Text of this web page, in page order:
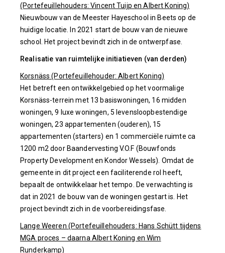
(Portefeuillehouders: Vincent Tuijp en Albert Koning)
Nieuwbouw van de Meester Hayeschool in Beets op de
huidige locatie. In 2021 start de bouw van de nieuwe
school. Het project bevindt zich in de ontwerpfase.
Realisatie van ruimtelijke initiatieven (van derden)
Korsnäss (Portefeuillehouder: Albert Koning)
Het betreft een ontwikkelgebied op het voormalige
Korsnäss-terrein met 13 basiswoningen, 16 midden
woningen, 9 luxe woningen, 5 levensloopbestendige
woningen, 23 appartementen (ouderen), 15
appartementen (starters) en 1 commerciële ruimte ca
1200 m2 door Baandervesting V.O.F (Bouwfonds
Property Development en Kondor Wessels). Omdat de
gemeente in dit project een faciliterende rol heeft,
bepaalt de ontwikkelaar het tempo. De verwachting is
dat in 2021 de bouw van de woningen gestart is. Het
project bevindt zich in de voorbereidingsfase.
Lange Weeren (Portefeuillehouders: Hans Schütt tijdens
MGA proces – daarna Albert Koning en Wim
Runderkamp)